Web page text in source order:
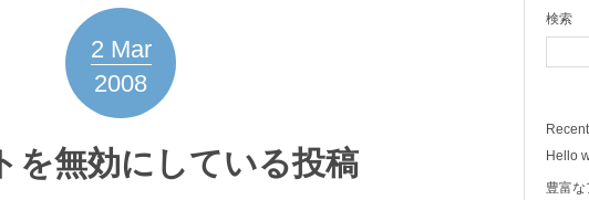
2 Mar
2008
を無効にしている投稿
検索
Hello
豊富